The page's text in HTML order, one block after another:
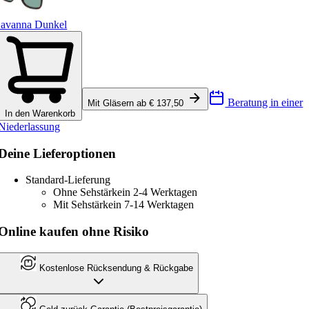
Dunkel
In den Warenkorb
Mit Gläsern ab € 137,50 Beratung in einer
Lieferoptionen
Standard-Lieferung
Ohne Sehstärkein 2-4 Werktagen
Mit Sehstärkein 7-14 Werktagen
kaufen ohne Risiko
Kostenlose Rücksendung & Rückgabe